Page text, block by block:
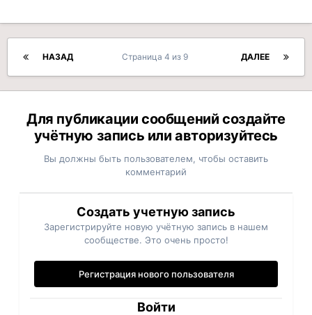
НАЗАД ДАЛЕЕ
Страница 4 из 9
Для публикации сообщений создайте
учётную запись или авторизуйтесь
Вы должны быть пользователем, чтобы оставить
комментарий
Создать учетную запись
Зарегистрируйте новую учётную запись в нашем
сообществе. Это очень просто!
Регистрация нового пользователя
Войти